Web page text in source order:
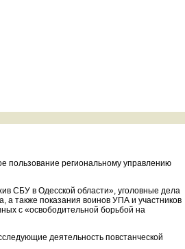
пользование региональному управлению
СБУ в Одесской области», уголовные дела
а также показания воинов УПА и участников
с «освободительной борьбой на
деятельность повстанческой